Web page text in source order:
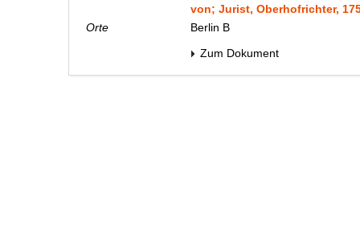
von; Jurist, Oberhofrichter,
Orte
Berlin B
Zum Dokument